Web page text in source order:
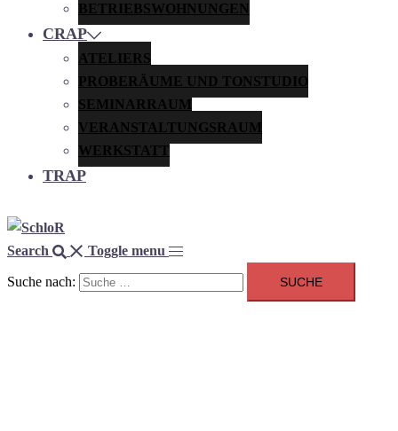
BETRIEBSWOHNUNGEN
CRAP
ATELIERS
PROBERÄUME UND TONSTUDIO
SEMINARRAUM
VERANSTALTUNGSRAUM
WERKSTATT
TRAP
Search Toggle menu
Suche nach: